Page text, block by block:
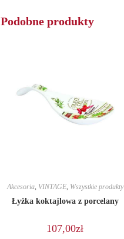
Podobne produkty
Akcesoria, VINTAGE, Wszystkie produkty
Łyżka koktajlowa z porcelany
107,00zł